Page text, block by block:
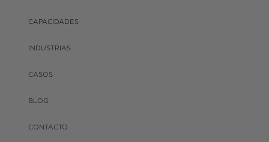
CAPACIDADES
INDUSTRIAS
CASOS
BLOG
CONTACTO